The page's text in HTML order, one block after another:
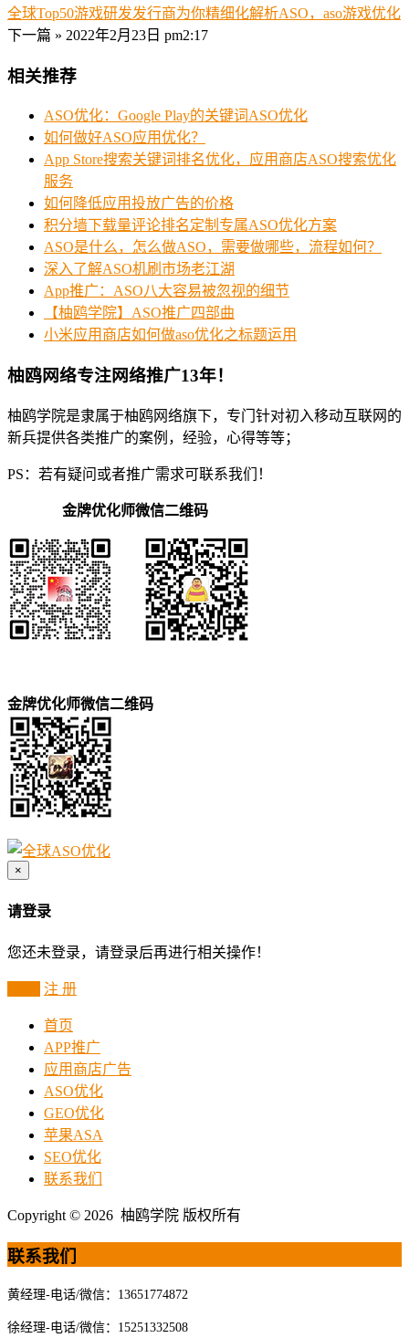
全球Top50游戏研发发行商为你精细化解析ASO，aso游戏优化
下一篇 » 2022年2月23日 pm2:17
相关推荐
ASO优化：Google Play的关键词ASO优化
如何做好ASO应用优化？
App Store搜索关键词排名优化，应用商店ASO搜索优化
服务
如何降低应用投放广告的价格
积分墙下载量评论排名定制专属ASO优化方案
ASO是什么，怎么做ASO，需要做哪些，流程如何？
深入了解ASO机刷市场老江湖
App推广：ASO八大容易被忽视的细节
【柚鸥学院】ASO推广四部曲
小米应用商店如何做aso优化之标题运用
柚鸥网络专注网络推广13年！
柚鸥学院是隶属于柚鸥网络旗下，专门针对初入移动互联网的
新兵提供各类推广的案例，经验，心得等等；
PS：若有疑问或者推广需求可联系我们！
金牌优化师微信二维码
金牌优化师微信二维码
×
请登录
您还未登录，请登录后再进行相关操作！
注 册
首页
APP推广
应用商店广告
ASO优化
GEO优化
苹果ASA
SEO优化
联系我们
Copyright © 2026 柚鸥学院 版权所有
联系我们
黄经理-电话/微信：13651774872
徐经理-电话/微信：15251332508